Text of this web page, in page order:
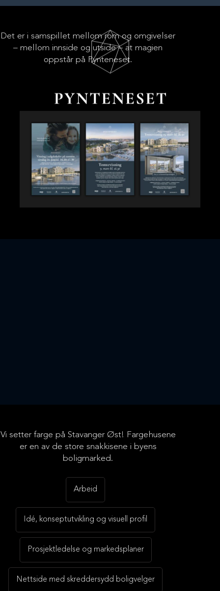
Det er i samspillet mellom rom og omgivelser
– mellom innside og utside – at magien
oppstår på Pynteneset.
FARGEHUSENE
Byens mest fargerike
Vi setter farge på Stavanger Øst! Fargehusene
er en av de store snakkisene i byens
boligmarked.
Arbeid
Idé, konseptutvikling og visuell profil
Prosjektledelse og markedsplaner
Nettside med skreddersydd boligvelger